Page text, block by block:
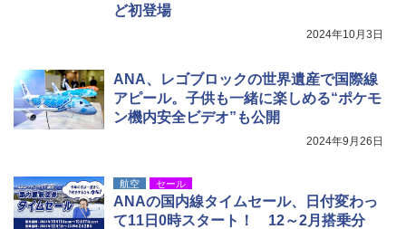
ど初登場
2024年10月3日
ANA、レゴブロックの世界遺産で国際線
アピール。子供も一緒に楽しめる“ポケモ
ン機内安全ビデオ”も公開
2024年9月26日
航空 セール
ANAの国内線タイムセール、日付変わっ
て11日0時スタート！ 12～2月搭乗分